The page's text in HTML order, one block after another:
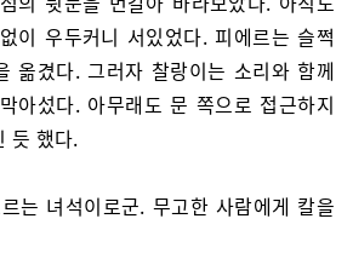
이 우두커니 서있었다. 피에르는 슬쩍
옮겼다. 그러자 찰랑이는 소리와 함께
아섰다. 아무래도 문 쪽으로 접근하지
듯 했다.
는 녀석이로군. 무고한 사람에게 칼을